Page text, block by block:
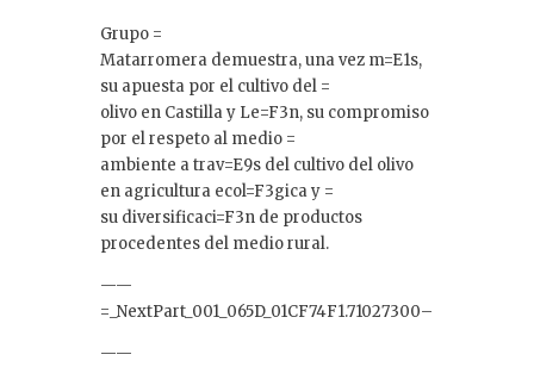
Grupo =
Matarromera demuestra, una vez m=E1s,
su apuesta por el cultivo del =
olivo en Castilla y Le=F3n, su compromiso
por el respeto al medio =
ambiente a trav=E9s del cultivo del olivo
en agricultura ecol=F3gica y =
su diversificaci=F3n de productos
procedentes del medio rural.
——
=_NextPart_001_065D_01CF74F1.71027300–
——